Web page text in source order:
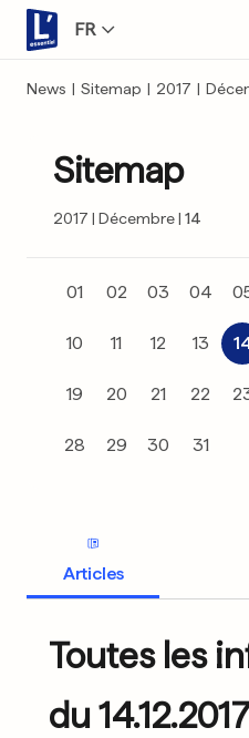
FR
News | Sitemap | 2017 |
Sitemap
2017 Décembre 14
01 02 03 04
10 11 12 13
19 20 21 22
28 29 30 31
Articles
Toutes les
du